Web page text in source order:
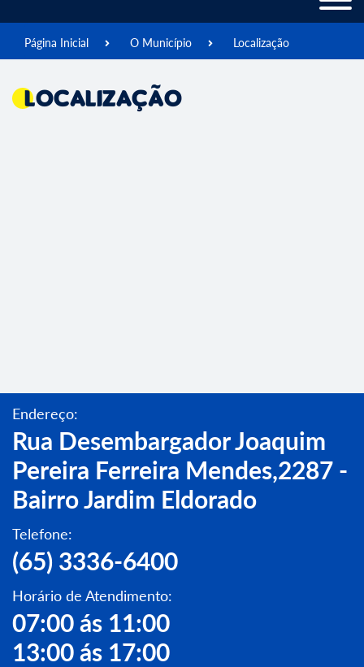
Página Inicial O Município Localização
Localização
Endereço:
Rua Desembargador Joaquim
Pereira Ferreira Mendes,2287 -
Bairro Jardim Eldorado
Telefone:
(65) 3336-6400
Horário de Atendimento:
07:00 ás 11:00
13:00 ás 17:00